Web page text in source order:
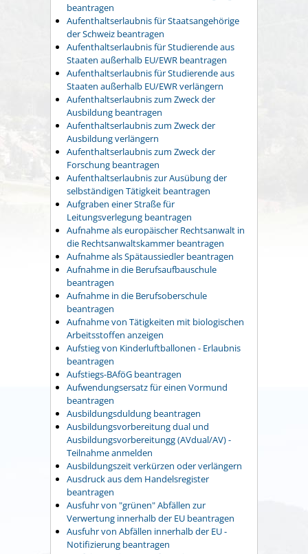
beantragen
Aufenthaltserlaubnis für Staatsangehörige
der Schweiz beantragen
Aufenthaltserlaubnis für Studierende aus
Staaten außerhalb EU/EWR beantragen
Aufenthaltserlaubnis für Studierende aus
Staaten außerhalb EU/EWR verlängern
Aufenthaltserlaubnis zum Zweck der
Ausbildung beantragen
Aufenthaltserlaubnis zum Zweck der
Ausbildung verlängern
Aufenthaltserlaubnis zum Zweck der
Forschung beantragen
Aufenthaltserlaubnis zur Ausübung der
selbständigen Tätigkeit beantragen
Aufgraben einer Straße für
Leitungsverlegung beantragen
Aufnahme als europäischer Rechtsanwalt in
die Rechtsanwaltskammer beantragen
Aufnahme als Spätaussiedler beantragen
Aufnahme in die Berufsaufbauschule
beantragen
Aufnahme in die Berufsoberschule
beantragen
Aufnahme von Tätigkeiten mit biologischen
Arbeitsstoffen anzeigen
Aufstieg von Kinderluftballonen - Erlaubnis
beantragen
Aufstiegs-BAföG beantragen
Aufwendungsersatz für einen Vormund
beantragen
Ausbildungsduldung beantragen
Ausbildungsvorbereitung dual und
Ausbildungsvorbereitungg (AVdual/AV) -
Teilnahme anmelden
Ausbildungszeit verkürzen oder verlängern
Ausdruck aus dem Handelsregister
beantragen
Ausfuhr von "grünen" Abfällen zur
Verwertung innerhalb der EU beantragen
Ausfuhr von Abfällen innerhalb der EU -
Notifizierung beantragen